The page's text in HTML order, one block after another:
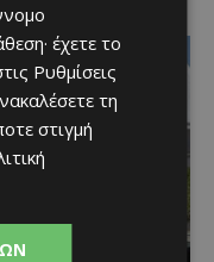
έχετε το
Ρυθμίσεις
τη
στιγμή